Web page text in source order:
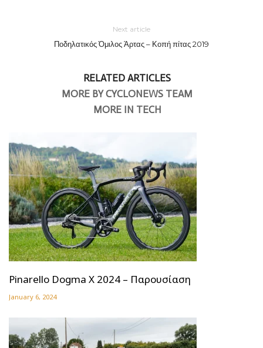
Next article
Ποδηλατικός Όμιλος Άρτας – Κοπή πίτας 2019
RELATED ARTICLES
MORE BY CYCLONEWS TEAM
MORE IN TECH
Pinarello Dogma X 2024 – Παρουσίαση
January 6, 2024